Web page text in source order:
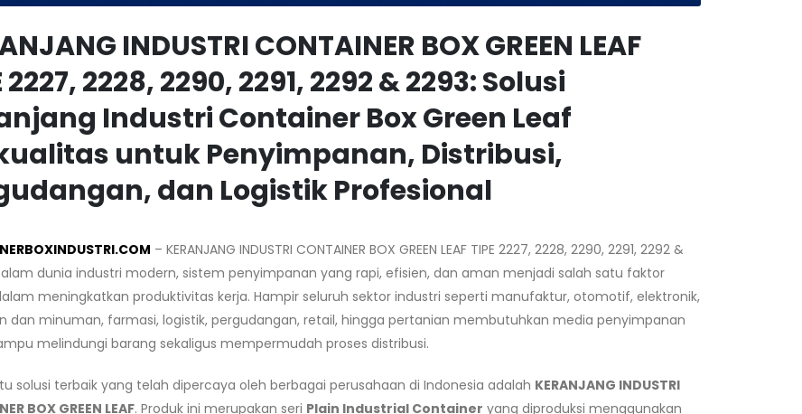
INDUSTRI CONTAINER BOX GREEN LEAF
2227, 2228, 2290, 2291, 2292 & 2293: Solusi
Industri Container Box Green Leaf
untuk Penyimpanan, Distribusi,
dan Logistik Profesional
– KERANJANG INDUSTRI CONTAINER BOX GREEN LEAF TIPE 2227, 2228, 2290, 2291, 2292 &
dunia industri modern, sistem penyimpanan yang rapi, efisien, dan aman menjadi salah satu faktor
meningkatkan produktivitas kerja. Hampir seluruh sektor industri seperti manufaktur, otomotif, elektronik,
dan minuman, farmasi, logistik, pergudangan, retail, hingga pertanian membutuhkan media penyimpanan
melindungi barang sekaligus mempermudah proses distribusi.
solusi terbaik yang telah dipercaya oleh berbagai perusahaan di Indonesia adalah KERANJANG INDUSTRI
BOX GREEN LEAF. Produk ini merupakan seri Plain Industrial Container yang diproduksi menggunakan